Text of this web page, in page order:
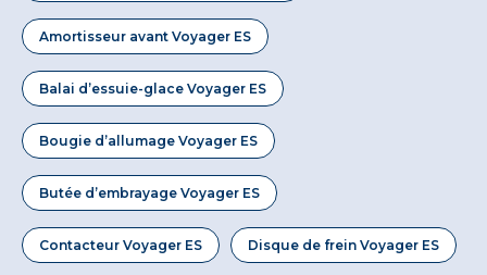
Amortisseur avant Voyager ES
Balai d’essuie-glace Voyager ES
Bougie d’allumage Voyager ES
Butée d’embrayage Voyager ES
Contacteur Voyager ES Disque de frein Voyager ES